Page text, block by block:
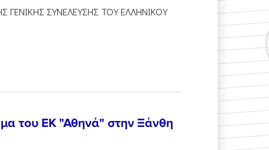
ΣΥΝΕΛΕΥΣΗΣ ΤΟΥ ΕΛΛΗΝΙΚΟΥ
του ΕΚ "Αθηνά" στην Ξάνθη